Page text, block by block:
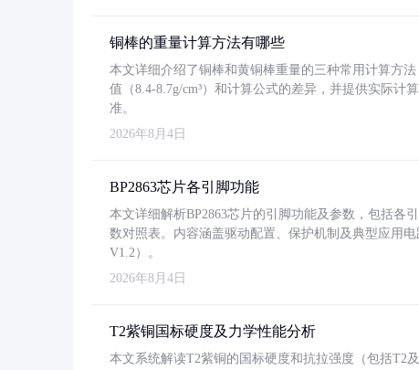
铜棒的重量计算方法有哪些
本文详细介绍了铜棒和黄铜棒重量的三种常用计算方
值（8.4-8.7g/cm³）和计算公式的差异，并提供实际计
准。
2026年8月4日
BP2863芯片各引脚功能
本文详细解析BP2863芯片的引脚功能及参数，包括各
数对照表。内容涵盖驱动配置、保护机制及典型应用
V1.2）。
2026年8月4日
T2紫铜国标硬度及力学性能分析
本文系统解读T2紫铜的国标硬度和抗拉强度（包括T2